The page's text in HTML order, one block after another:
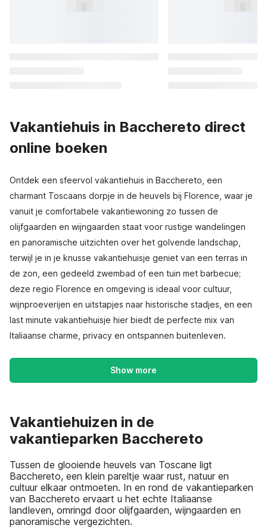
Vakantiehuis in Bacchereto direct
online boeken
Ontdek een sfeervol vakantiehuis in Bacchereto, een
charmant Toscaans dorpje in de heuvels bij Florence, waar je
vanuit je comfortabele vakantiewoning zo tussen de
olijfgaarden en wijngaarden staat voor rustige wandelingen
en panoramische uitzichten over het golvende landschap,
terwijl je in je knusse vakantiehuisje geniet van een terras in
de zon, een gedeeld zwembad of een tuin met barbecue;
deze regio Florence en omgeving is ideaal voor cultuur,
wijnproeverijen en uitstapjes naar historische stadjes, en een
last minute vakantiehuisje hier biedt de perfecte mix van
Italiaanse charme, privacy en ontspannen buitenleven.
Show more
Vakantiehuizen in de
vakantieparken Bacchereto
Tussen de glooiende heuvels van Toscane ligt
Bacchereto, een klein pareltje waar rust, natuur en
cultuur elkaar ontmoeten. In en rond de vakantieparken
van Bacchereto ervaart u het echte Italiaanse
landleven, omringd door olijfgaarden, wijngaarden en
panoramische vergezichten.